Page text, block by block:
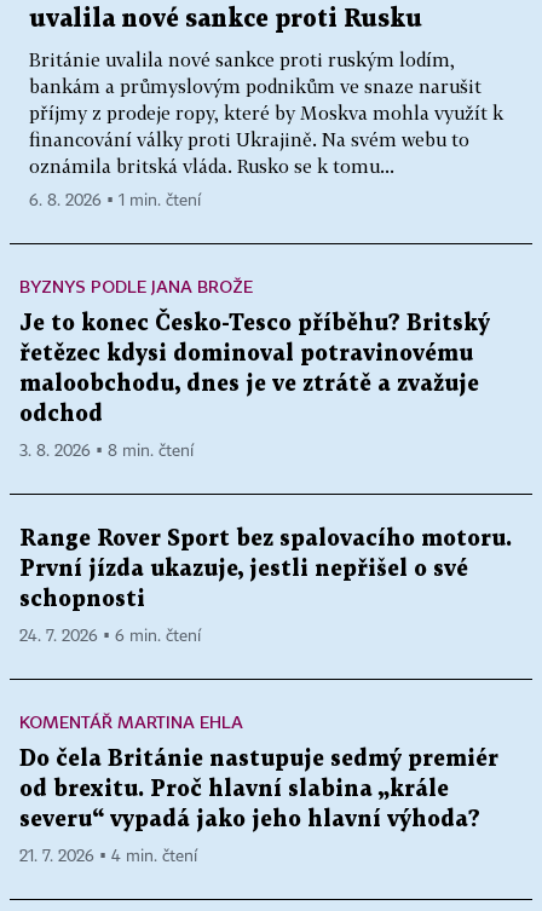
uvalila nové sankce proti Rusku
Británie uvalila nové sankce proti ruským lodím,
bankám a průmyslovým podnikům ve snaze narušit
příjmy z prodeje ropy, které by Moskva mohla využít k
financování války proti Ukrajině. Na svém webu to
oznámila britská vláda. Rusko se k tomu...
6. 8. 2026 ▪ 1 min. čtení
BYZNYS PODLE JANA BROŽE
Je to konec Česko-Tesco příběhu? Britský
řetězec kdysi dominoval potravinovému
maloobchodu, dnes je ve ztrátě a zvažuje
odchod
3. 8. 2026 ▪ 8 min. čtení
Range Rover Sport bez spalovacího motoru.
První jízda ukazuje, jestli nepřišel o své
schopnosti
24. 7. 2026 ▪ 6 min. čtení
KOMENTÁŘ MARTINA EHLA
Do čela Británie nastupuje sedmý premiér
od brexitu. Proč hlavní slabina „krále
severu“ vypadá jako jeho hlavní výhoda?
21. 7. 2026 ▪ 4 min. čtení